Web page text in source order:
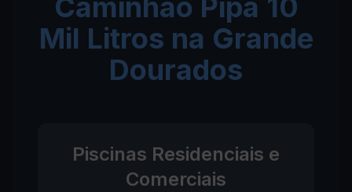
Caminhão Pipa 10
Mil Litros na Grande
Dourados
Piscinas Residenciais e
Comerciais